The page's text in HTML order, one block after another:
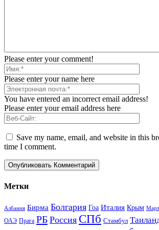
Please enter your comment!
Please enter your name here
You have entered an incorrect email address!
Please enter your email address here
Save my name, email, and website in this
time I comment.
Метки
Албания Бирма Болгария Гоа Италия Крым
ОАЭ Прага РБ Россия СПб Стамбул